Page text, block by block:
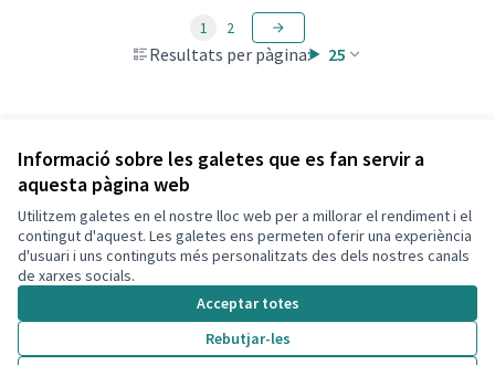
Informació sobre les galetes que es fan servir a
aquesta pàgina web
Utilitzem galetes en el nostre lloc web per a millorar el rendiment i el
contingut d'aquest. Les galetes ens permeten oferir una experiència
d'usuari i uns continguts més personalitzats des dels nostres canals
de xarxes socials.
Acceptar totes
Rebutjar-les
Resultats per pàgina: 25
1 2
Veure totes les propostes retirades
Termes i condicions d'ús
Configuració de les galetes
Decidim Calafell a X
(Enllaç extern)
Decidim Calafell a Facebook
Decidim Calafell a YouTube
Decidim Calafell a GitHub
(Enllaç extern)